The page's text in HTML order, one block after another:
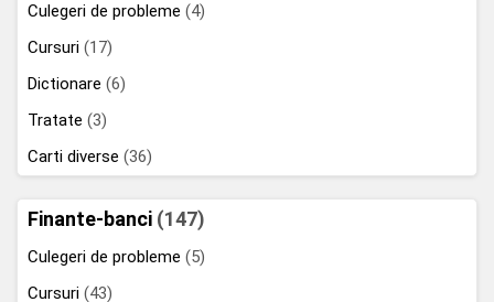
Culegeri de probleme (4)
Cursuri (17)
Dictionare (6)
Tratate (3)
Carti diverse (36)
Finante-banci (147)
Culegeri de probleme (5)
Cursuri (43)